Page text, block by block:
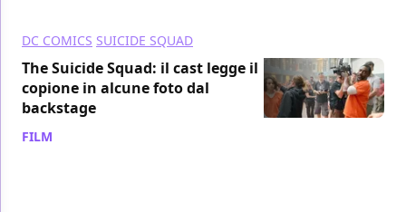
DC COMICS SUICIDE SQUAD
The Suicide Squad: il cast legge il
copione in alcune foto dal
backstage
FILM